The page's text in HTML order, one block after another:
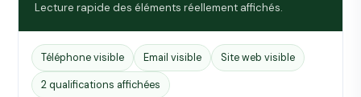
Lecture rapide des éléments réellement affichés.
Téléphone visible Email visible
Site web visible
2 qualifications affichées